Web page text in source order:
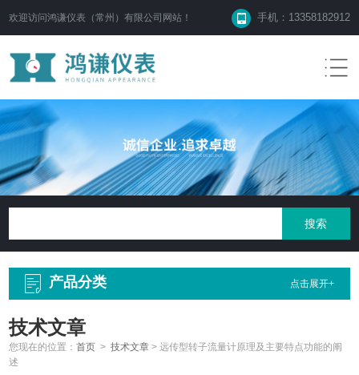
欢迎访问鸿谦仪表（常州）有限公司网站！ 手机：13358182912
产品分类 点击展开+
技术文章
您现在的位置：首页 >技术文章 >远传型转子流量计原理及主要特点功能的阐
述